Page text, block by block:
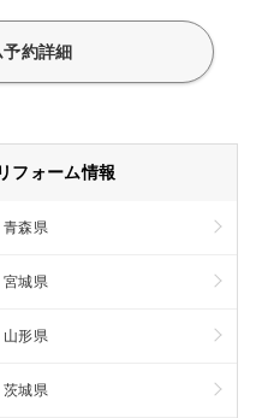
約詳細
フォーム情報
青森県
宮城県
山形県
茨城県